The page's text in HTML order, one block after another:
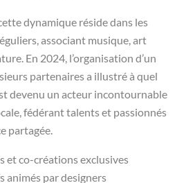
dynamique réside dans les
associant musique, art
En 2024, l’organisation d’un
partenaires a illustré à quel
devenu un acteur incontournable
fédérant talents et passionnés
partagée.
et co-créations exclusives
par designers